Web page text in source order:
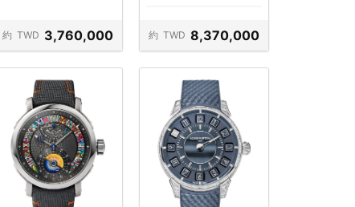
約 TWD 3,760,000 約 TWD 8,370,000